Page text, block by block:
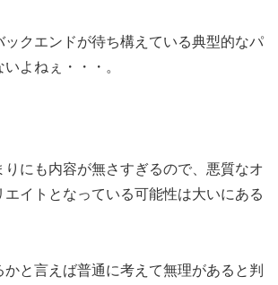
ックエンドが待ち構えている典型的なパ
よねぇ・・・。
りにも内容が無さすぎるので、悪質なオ
エイトとなっている可能性は大いにある
かと言えば普通に考えて無理があると判